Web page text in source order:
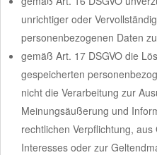
unrichtiger oder
personenbezogenen Daten
gemäß Art. 17 DSGVO die
gespeicherten
nicht die Verarbeitung zur
Meinungsäußerung und
rechtlichen Verpflichtung,
Interesses oder zur